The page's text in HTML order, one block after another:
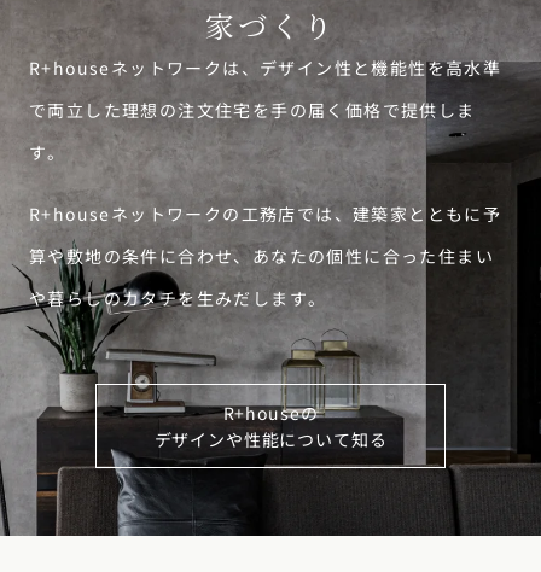
家づくり
R+houseネットワークは、デザイン性と機能性を高水準
で両立した理想の注文住宅を手の届く価格で提供しま
す。
R+houseネットワークの工務店では、建築家とともに予
算や敷地の条件に合わせ、あなたの個性に合った住まい
や暮らしのカタチを生みだします。
R+houseの
デザインや性能について知る